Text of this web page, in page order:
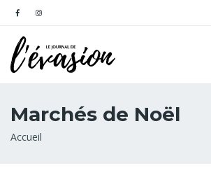
Marchés de Noël
Fil
Accueil